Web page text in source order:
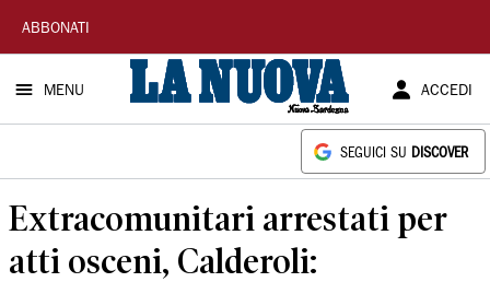
La
Nuova
Sardegna
ABBONATI
MENU ACCEDI
SEGUICI SU DISCOVER
Extracomunitari arrestati per
atti osceni, Calderoli: